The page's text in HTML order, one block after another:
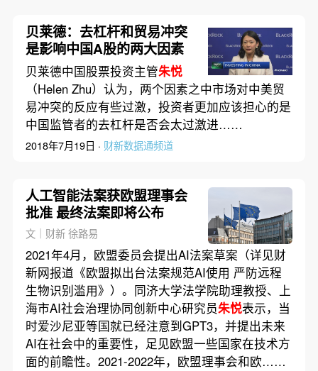
贝莱德：去杠杆和贸易冲突
是影响中国A股的两大因素
贝莱德中国股票投资主管朱悦
（Helen Zhu）认为，两个因素之中市场对中美贸
易冲突的反应有些过激，投资者更加应该担心的是
中国监管者的去杠杆是否会太过激进……
2018年7月19日 · 财新数据通频道
人工智能法案获欧盟理事会
批准 最终法案即将公布
文｜财新 徐路易
2021年4月，欧盟委员会提出AI法案草案（详见财
新网报道《欧盟拟出台法案规范AI使用 严防远程
生物识别滥用》）。同济大学法学院助理教授、上
海市AI社会治理协同创新中心研究员朱悦表示，当
时爱沙尼亚等国就已经注意到GPT3，并提出未来
AI在社会中的重要性，足见欧盟一些国家在技术方
面的前瞻性。2021-2022年，欧盟理事会和欧……